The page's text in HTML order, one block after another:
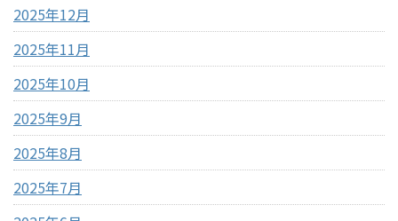
2025年12月
2025年11月
2025年10月
2025年9月
2025年8月
2025年7月